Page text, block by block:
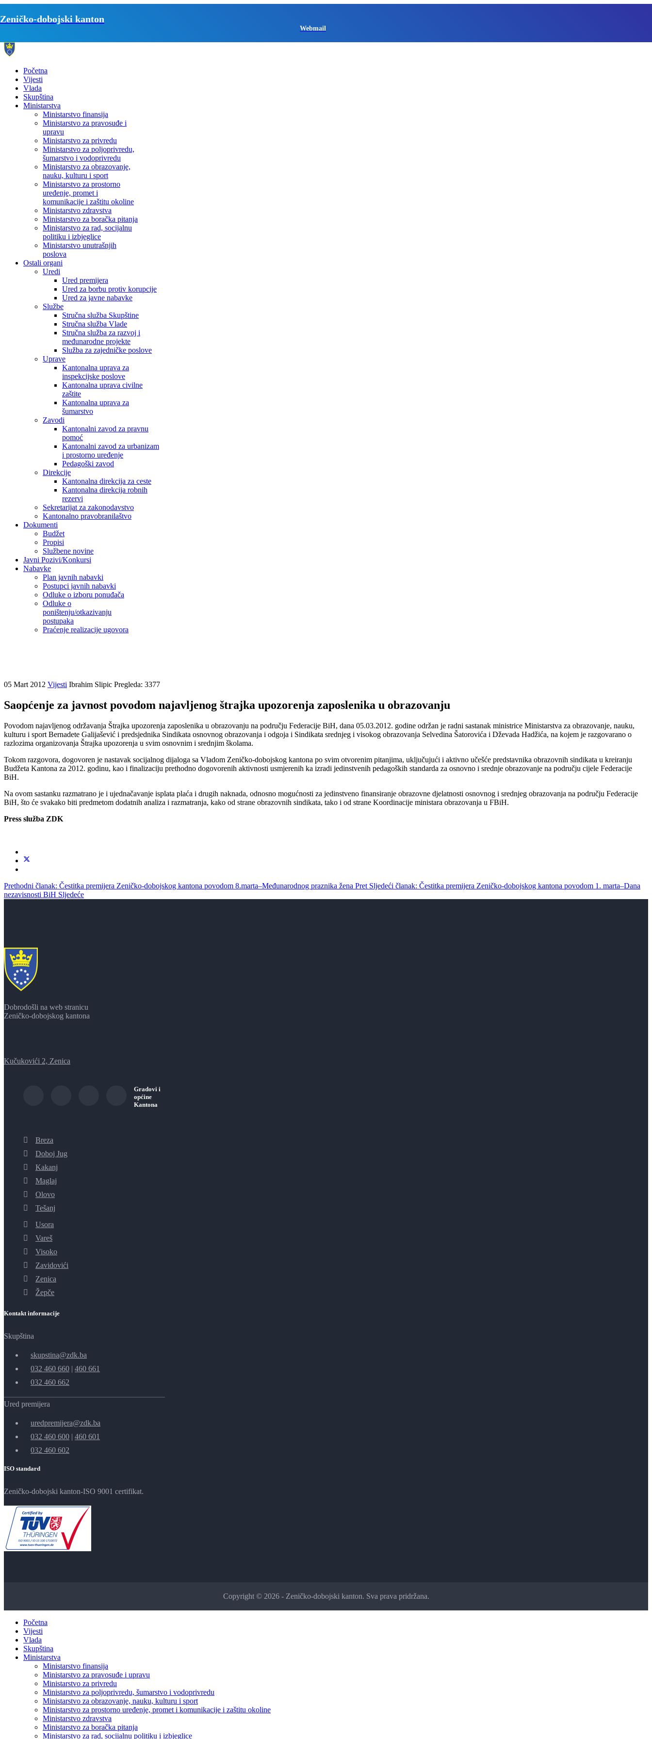
Zeničko-dobojski kanton
Webmail
Početna
Vijesti
Vlada
Skupština
Ministarstva
Ministarstvo finansija
Ministarstvo za pravosuđe i
upravu
Ministarstvo za privredu
Ministarstvo za poljoprivredu,
šumarstvo i vodoprivredu
Ministarstvo za obrazovanje,
nauku, kulturu i sport
Ministarstvo za prostorno
uređenje, promet i
komunikacije i zaštitu okoline
Ministarstvo zdravstva
Ministarstvo za boračka pitanja
Ministarstvo za rad, socijalnu
politiku i izbjeglice
Ministarstvo unutrašnjih
poslova
Ostali organi
Uredi
Ured premijera
Ured za borbu protiv korupcije
Ured za javne nabavke
Službe
Stručna služba Skupštine
Stručna služba Vlade
Stručna služba za razvoj i
međunarodne projekte
Služba za zajedničke poslove
Uprave
Kantonalna uprava za
inspekcijske poslove
Kantonalna uprava civilne
zaštite
Kantonalna uprava za
šumarstvo
Zavodi
Kantonalni zavod za pravnu
pomoć
Kantonalni zavod za urbanizam
i prostorno uređenje
Pedagoški zavod
Direkcije
Kantonalna direkcija za ceste
Kantonalna direkcija robnih
rezervi
Sekretarijat za zakonodavstvo
Kantonalno pravobranilaštvo
Dokumenti
Budžet
Propisi
Službene novine
Javni Pozivi/Konkursi
Nabavke
Plan javnih nabavki
Postupci javnih nabavki
Odluke o izboru ponuđača
Odluke o
poništenju/otkazivanju
postupaka
Praćenje realizacije ugovora
05 Mart 2012 Vijesti Ibrahim Slipic Pregleda: 3377
Saopćenje za javnost povodom najavljenog štrajka upozorenja zaposlenika u obrazovanju
Povodom najavljenog održavanja Štrajka upozorenja zaposlenika u obrazovanju na području Federacije BiH, dana 05.03.2012. godine održan je radni sastanak ministrice Ministarstva za obrazovanje, nauku,
kulturu i sport Bernadete Galijašević i predsjednika Sindikata osnovnog obrazovanja i odgoja i Sindikata srednjeg i visokog obrazovanja Selvedina Šatorovića i Dževada Hadžića, na kojem je razgovarano o
razlozima organizovanja Štrajka upozorenja u svim osnovnim i srednjim školama.
Tokom razgovora, dogovoren je nastavak socijalnog dijaloga sa Vladom Zeničko-dobojskog kantona po svim otvorenim pitanjima, uključujući i aktivno učešće predstavnika obrazovnih sindikata u kreiranju
Budžeta Kantona za 2012. godinu, kao i finalizaciju prethodno dogovorenih aktivnosti usmjerenih ka izradi jedinstvenih pedagoških standarda za osnovno i srednje obrazovanje na području cijele Federacije
BiH.
Na ovom sastanku razmatrano je i ujednačavanje isplata plaća i drugih naknada, odnosno mogućnosti za jedinstveno finansiranje obrazovne djelatnosti osnovnog i srednjeg obrazovanja na području Federacije
BiH, što će svakako biti predmetom dodatnih analiza i razmatranja, kako od strane obrazovnih sindikata, tako i od strane Koordinacije ministara obrazovanja u FBiH.
Press služba ZDK
Prethodni članak: Čestitka premijera Zeničko-dobojskog kantona povodom 8.marta–Međunarodnog praznika žena Pret Sljedeći članak: Čestitka premijera Zeničko-dobojskog kantona povodom 1. marta–Dana
nezavisnosti BiH Sljedeće
Dobrodošli na web stranicu
Zeničko-dobojskog kantona
Kučukovići 2, Zenica
Gradovi i
općine
Kantona
Breza
Doboj Jug
Kakanj
Maglaj
Olovo
Tešanj
Usora
Vareš
Visoko
Zavidovići
Zenica
Žepče
Kontakt informacije
Skupština
skupstina@zdk.ba
032 460 660 | 460 661
032 460 662
Ured premijera
uredpremijera@zdk.ba
032 460 600 | 460 601
032 460 602
ISO standard
Zeničko-dobojski kanton-ISO 9001 certifikat.
Copyright © 2026 - Zeničko-dobojski kanton. Sva prava pridržana.
Početna
Vijesti
Vlada
Skupština
Ministarstva
Ministarstvo finansija
Ministarstvo za pravosuđe i upravu
Ministarstvo za privredu
Ministarstvo za poljoprivredu, šumarstvo i vodoprivredu
Ministarstvo za obrazovanje, nauku, kulturu i sport
Ministarstvo za prostorno uređenje, promet i komunikacije i zaštitu okoline
Ministarstvo zdravstva
Ministarstvo za boračka pitanja
Ministarstvo za rad, socijalnu politiku i izbjeglice